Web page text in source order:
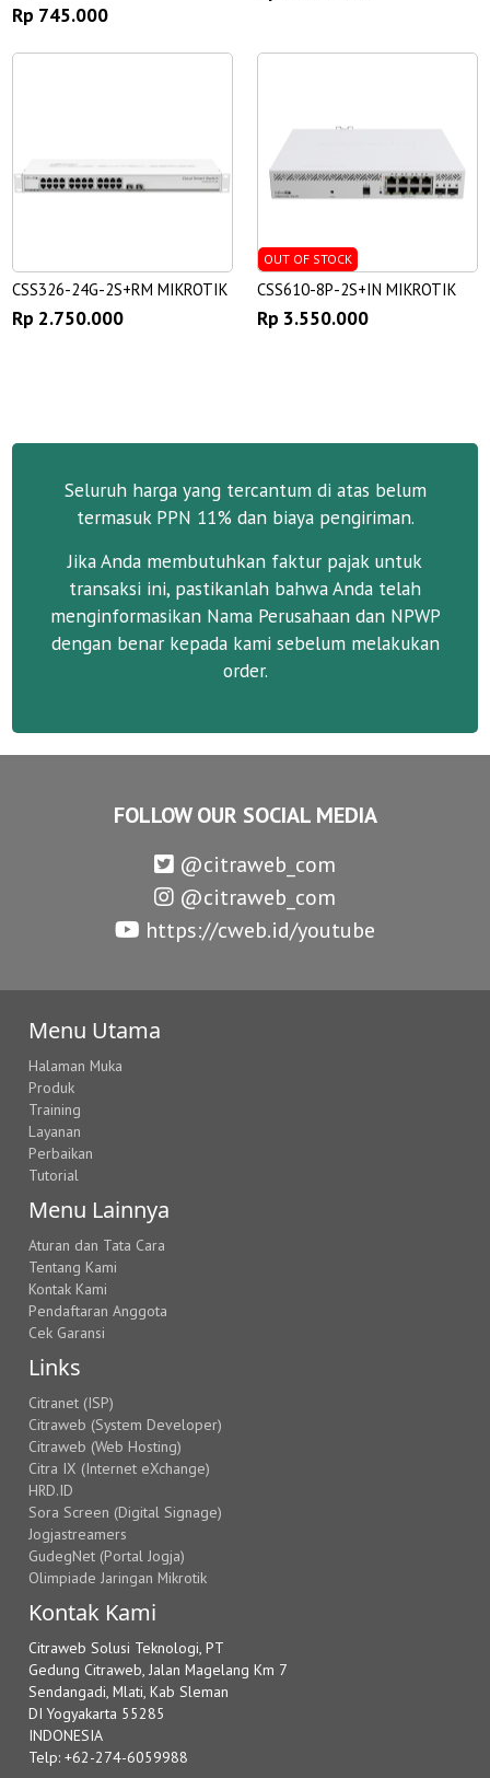
Rp 745.000
CSS326-24G-2S+RM MIKROTIK
Rp 2.750.000
OUT OF STOCK
CSS610-8P-2S+IN MIKROTIK
Rp 3.550.000
Seluruh harga yang tercantum di atas belum
termasuk PPN 11% dan biaya pengiriman.
Jika Anda membutuhkan faktur pajak untuk
transaksi ini, pastikanlah bahwa Anda telah
menginformasikan Nama Perusahaan dan NPWP
dengan benar kepada kami sebelum melakukan
order.
FOLLOW OUR SOCIAL MEDIA
@citraweb_com
@citraweb_com
https://cweb.id/youtube
Menu Utama
Halaman Muka
Produk
Training
Layanan
Perbaikan
Tutorial
Menu Lainnya
Aturan dan Tata Cara
Tentang Kami
Kontak Kami
Pendaftaran Anggota
Cek Garansi
Links
Citranet (ISP)
Citraweb (System Developer)
Citraweb (Web Hosting)
Citra IX (Internet eXchange)
HRD.ID
Sora Screen (Digital Signage)
Jogjastreamers
GudegNet (Portal Jogja)
Olimpiade Jaringan Mikrotik
Kontak Kami
Citraweb Solusi Teknologi, PT
Gedung Citraweb, Jalan Magelang Km 7
Sendangadi, Mlati, Kab Sleman
DI Yogyakarta 55285
INDONESIA
Telp: +62-274-6059988